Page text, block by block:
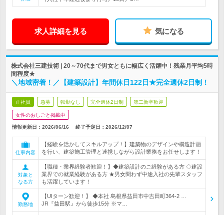
求人詳細を見る 気になる
株式会社三建技術 | 20～70代まで男女ともに幅広く活躍中！残業月平均5時
間程度★
＼地域密着！／【建築設計】年間休日122日★完全週休2日制！
正社員 急募 転勤なし 完全週休2日制 第二新卒歓迎
女性のおしごと掲載中
情報更新日：2026/06/16 終了予定日： 2026/12/07
仕事内容
【経験を活かしてスキルアップ！】建築物のデザインや構造計画
を行い、建築施工管理と連携しながら設計業務をお任せします！
対象と
なる方
【職種・業界経験者歓迎！】◆建築設計のご経験がある方 ◇建設
業界での就業経験がある方 ★男女問わず中途入社の先輩スタッフ
も活躍しています！
勤務地
【UIターン歓迎！】 ◆本社 島根県益田市中吉田町364-2 …
JR『益田駅』から徒歩15分 ※マ…